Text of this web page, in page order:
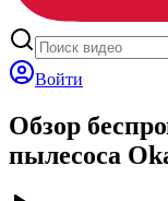
Войти
Обзор
пылесоса